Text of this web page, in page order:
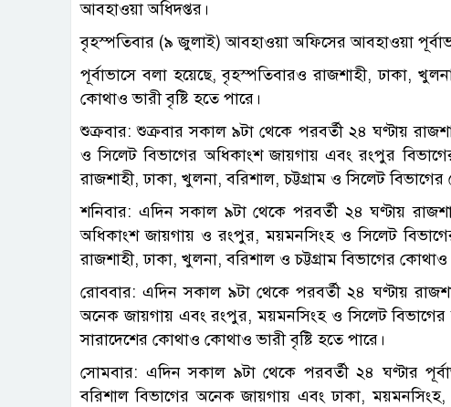
আবহাওয়া অধিদপ্তর।
বৃহস্পতিবার (৯ জুলাই) আবহাওয়া অফিসের আবহাওয়া
পূর্বাভাসে বলা হয়েছে, বৃহস্পতিবারও রাজশাহী, ঢাকা,
কোথাও ভারী বৃষ্টি হতে পারে।
শুক্রবার: শুক্রবার সকাল ৯টা থেকে পরবর্তী ২৪ ঘণ্টায়
ও সিলেট বিভাগের অধিকাংশ জায়গায় এবং রংপুর
রাজশাহী, ঢাকা, খুলনা, বরিশাল, চট্টগ্রাম ও সিলেট
শনিবার: এদিন সকাল ৯টা থেকে পরবর্তী ২৪ ঘণ্টায়
অধিকাংশ জায়গায় ও রংপুর, ময়মনসিংহ ও সিলেট
রাজশাহী, ঢাকা, খুলনা, বরিশাল ও চট্টগ্রাম বিভাগের
রোববার: এদিন সকাল ৯টা থেকে পরবর্তী ২৪ ঘণ্টায়
অনেক জায়গায় এবং রংপুর, ময়মনসিংহ ও সিলেট বিভাগের
সারাদেশের কোথাও কোথাও ভারী বৃষ্টি হতে পারে।
সোমবার: এদিন সকাল ৯টা থেকে পরবর্তী ২৪ ঘণ্টার
বরিশাল বিভাগের অনেক জায়গায় এবং ঢাকা, ময়মনসিংহ,